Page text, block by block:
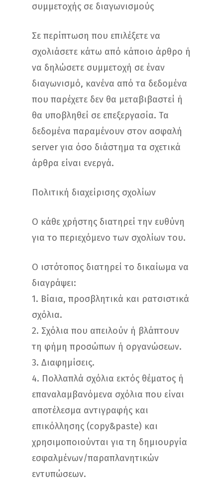
συμμετοχής σε διαγωνισμούς
Σε περίπτωση που επιλέξετε να
σχολιάσετε κάτω από κάποιο άρθρο ή
να δηλώσετε συμμετοχή σε έναν
διαγωνισμό, κανένα από τα δεδομένα
που παρέχετε δεν θα μεταβιβαστεί ή
θα υποβληθεί σε επεξεργασία. Τα
δεδομένα παραμένουν στον ασφαλή
server για όσο διάστημα τα σχετικά
άρθρα είναι ενεργά.
Πολιτική διαχείρισης σχολίων
Ο κάθε χρήστης διατηρεί την ευθύνη
για το περιεχόμενο των σχολίων του.
Ο ιστότοπος διατηρεί το δικαίωμα να
διαγράψει:
1. Βίαια, προσβλητικά και ρατσιστικά
σχόλια.
2. Σχόλια που απειλούν ή βλάπτουν
τη φήμη προσώπων ή οργανώσεων.
3. Διαφημίσεις.
4. Πολλαπλά σχόλια εκτός θέματος ή
επαναλαμβανόμενα σχόλια που είναι
αποτέλεσμα αντιγραφής και
επικόλλησης (copy&paste) και
χρησιμοποιούνται για τη δημιουργία
εσφαλμένων/παραπλανητικών
εντυπώσεων.